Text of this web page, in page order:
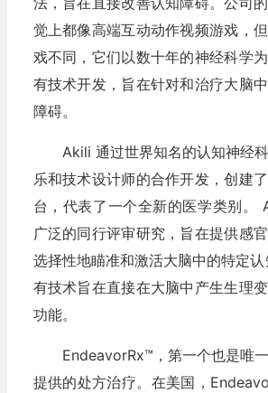
觉上都像高端互动动作视频游戏，
戏不同，它们以数十年的神经科学
有技术开发，旨在针对和治疗大脑
障碍。
Akili 通过世界知名的认知神经
乐和技术设计师的合作开发，创建
台，代表了一个全新的医学类别。
广泛的同行评审研究，旨在提供感
选择性地瞄准和激活大脑中的特定
有技术旨在直接在大脑中产生生理
功能。
EndeavorRx™，第一个也是唯
提供的处方治疗。在美国，